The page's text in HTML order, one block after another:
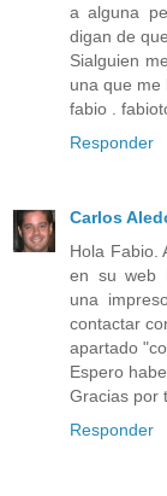
a alguna
digan de
Sialguien
una que me
fabio .
Responder
Carlos
Hola Fabio.
en su web
una
contactar
apartado
Espero
Gracias por
Responder